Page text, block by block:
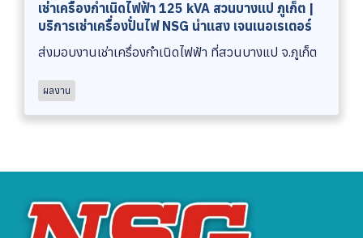
เช่าเครื่องกำเนิดไฟฟ้า 125 kVA สวนบางแป ภูเก็ต |
บริการเช่าเครื่องปั่นไฟ NSG นำแสง เจนเนอเรเตอร์
ส่งมอบงานเช่าเครื่องกำเนิดไฟฟ้า ที่สวนบางแป จ.ภูเก็ต
ผลงาน